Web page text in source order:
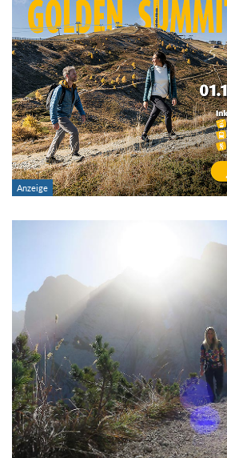
Region:
Gebirge:
Art der Tour:
Kondition (Tourdauer):
von
Suchbegriff: